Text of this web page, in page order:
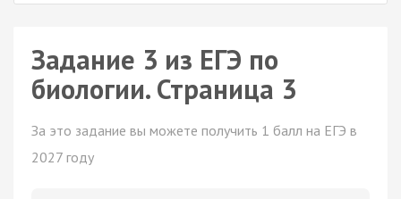
Задание 3 из ЕГЭ по
биологии. Страница 3
За это задание вы можете получить 1 балл на ЕГЭ в
2027 году